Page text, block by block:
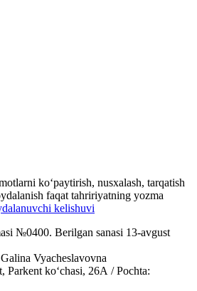
ko‘paytirish, nusxalash, tarqatish
faqat tahririyatning yozma
kelishuvi
№0400. Berilgan sanasi 13-avgust
Vyacheslavovna
Parkent ko‘chasi, 26А / Pochta: